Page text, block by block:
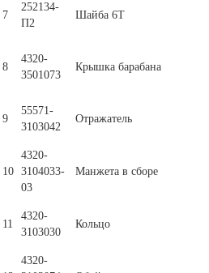
7
252134-
П2
Шайба 6Т
8
4320-
3501073
Крышка барабана
9
55571-
3103042
Отражатель
10
4320-
3104033-
03
Манжета в сборе
11
4320-
3103030
Кольцо
4320-